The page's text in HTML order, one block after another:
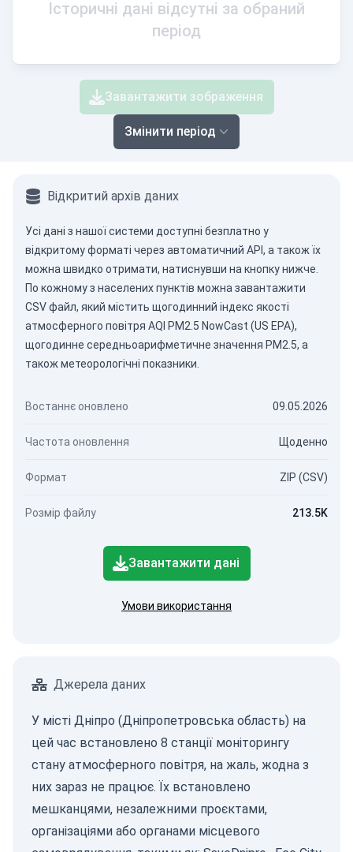
Історичні дані відсутні за обраний
період
Завантажити зображення
Змінити період
Відкритий архів даних
Усі дані з нашої системи доступні безплатно у
відкритому форматі через автоматичний API , а також їх
можна швидко отримати, натиснувши на кнопку нижче.
По кожному з населених пунктів можна завантажити
CSV файл, який містить щогодинний індекс якості
атмосферного повітря AQI PM2.5 NowCast (US EPA),
щогодинне середньоарифметичне значення PM2.5, а
також метеорологічні показники.
Востаннє оновлено 09.05.2026
Частота оновлення Щоденно
Формат ZIP (CSV)
Розмір файлу 213.5K
Завантажити дані
Умови використання
Джерела даних
У місті Дніпро (Дніпропетровська область) на
цей час встановлено 8 станції моніторингу
стану атмосферного повітря, на жаль, жодна з
них зараз не працює. Їх встановлено
мешканцями, незалежними проєктами,
організаціями або органами місцевого